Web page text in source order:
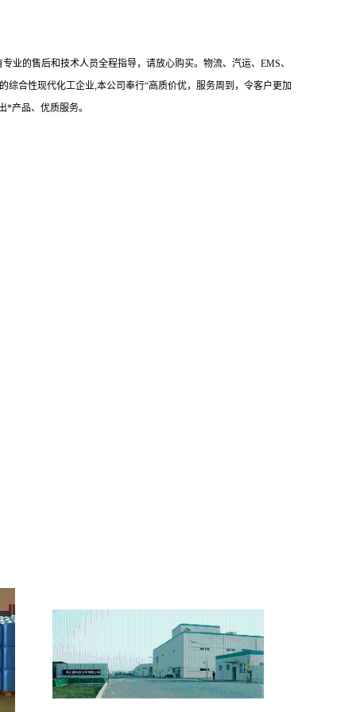
业的售后和技术人员全程指导，请放心购买。物流、汽运、EMS、
合性现代化工企业,本公司奉行“高质价优，服务周到，令客户更加
*产品、优质服务。